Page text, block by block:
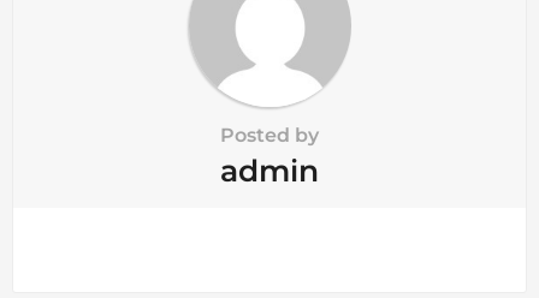
Posted by
admin